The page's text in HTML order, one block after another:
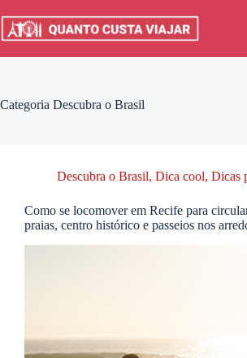
para
Categoria Descubra o Brasil
Descubra o Brasil, Dica cool, Dicas
Como se locomover em Recife para
praias, centro histórico e passeios nos